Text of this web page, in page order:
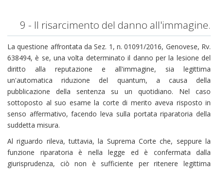
9 - Il risarcimento del danno all'immagine.
La questione affrontata da Sez. 1, n. 01091/2016, Genovese, Rv.
638494, è se, una volta determinato il danno per la lesione del
diritto alla reputazione e all'immagine, sia legittima
un'automatica riduzione del quantum, a causa della
pubblicazione della sentenza su un quotidiano. Nel caso
sottoposto al suo esame la corte di merito aveva risposto in
senso affermativo, facendo leva sulla portata riparatoria della
suddetta misura.
Al riguardo rileva, tuttavia, la Suprema Corte che, seppure la
funzione riparatoria è nella legge ed è confermata dalla
giurisprudenza, ciò non è sufficiente per ritenere legittima